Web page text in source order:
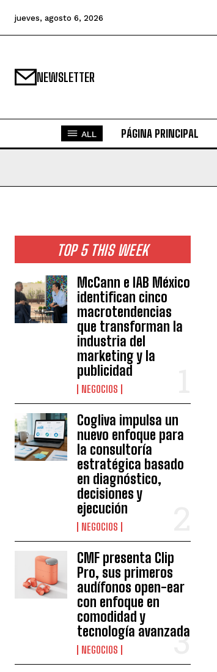
jueves, agosto 6, 2026
NEWSLETTER
ALL PÁGINA PRINCIPAL
TOP 5 THIS WEEK
McCann e IAB México
identifican cinco
macrotendencias
que transforman la
industria del
marketing y la
publicidad
NEGOCIOS
Cogliva impulsa un
nuevo enfoque para
la consultoría
estratégica basado
en diagnóstico,
decisiones y
ejecución
NEGOCIOS
CMF presenta Clip
Pro, sus primeros
audífonos open-ear
con enfoque en
comodidad y
tecnología avanzada
NEGOCIOS